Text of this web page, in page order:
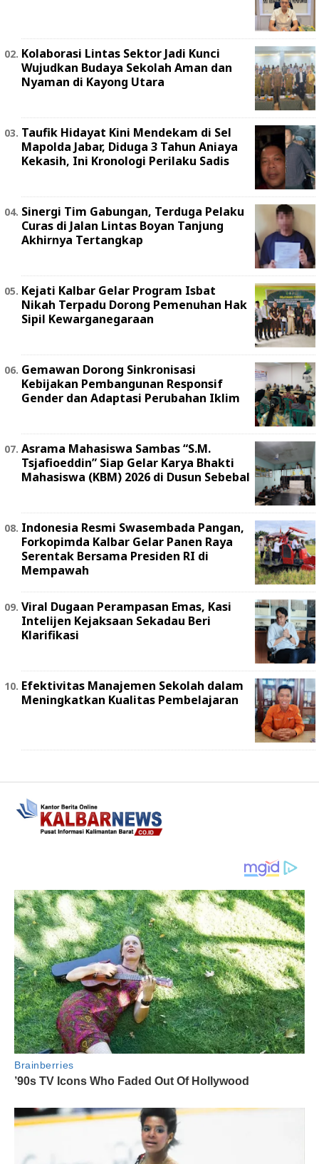
Kolaborasi Lintas Sektor Jadi Kunci
Wujudkan Budaya Sekolah Aman dan
Nyaman di Kayong Utara
Taufik Hidayat Kini Mendekam di Sel
Mapolda Jabar, Diduga 3 Tahun Aniaya
Kekasih, Ini Kronologi Perilaku Sadis
Sinergi Tim Gabungan, Terduga Pelaku
Curas di Jalan Lintas Boyan Tanjung
Akhirnya Tertangkap
Kejati Kalbar Gelar Program Isbat
Nikah Terpadu Dorong Pemenuhan Hak
Sipil Kewarganegaraan
Gemawan Dorong Sinkronisasi
Kebijakan Pembangunan Responsif
Gender dan Adaptasi Perubahan Iklim
Asrama Mahasiswa Sambas “S.M.
Tsjafioeddin” Siap Gelar Karya Bhakti
Mahasiswa (KBM) 2026 di Dusun Sebebal
Indonesia Resmi Swasembada Pangan,
Forkopimda Kalbar Gelar Panen Raya
Serentak Bersama Presiden RI di
Mempawah
Viral Dugaan Perampasan Emas, Kasi
Intelijen Kejaksaan Sekadau Beri
Klarifikasi
Efektivitas Manajemen Sekolah dalam
Meningkatkan Kualitas Pembelajaran